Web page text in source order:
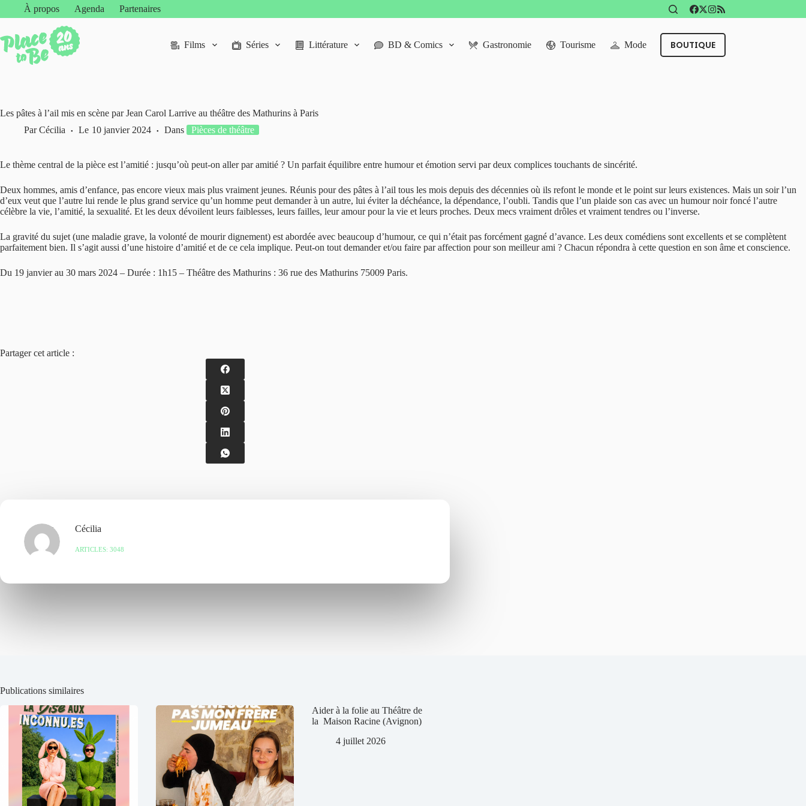
À propos Agenda Partenaires
Films Séries Littérature BD & Comics Gastronomie Tourisme Mode BOUTIQUE
Les pâtes à l’ail mis en scène par Jean Carol Larrive au théâtre des Mathurins à Paris
Par Cécilia Le 10 janvier 2024 Dans Pièces de théâtre
Le thème central de la pièce est l’amitié : jusqu’où peut-on aller par amitié ? Un parfait équilibre entre humour et émotion servi par deux complices touchants de sincérité.
Deux hommes, amis d’enfance, pas encore vieux mais plus vraiment jeunes. Réunis pour des pâtes à l’ail tous les mois depuis des décennies où ils refont le monde et le point sur leurs existences. Mais un soir l’un
d’eux veut que l’autre lui rende le plus grand service qu’un homme peut demander à un autre, lui éviter la déchéance, la dépendance, l’oubli. Tandis que l’un plaide son cas avec un humour noir foncé l’autre
célèbre la vie, l’amitié, la sexualité. Et les deux dévoilent leurs faiblesses, leurs failles, leur amour pour la vie et leurs proches. Deux mecs vraiment drôles et vraiment tendres ou l’inverse.
La gravité du sujet (une maladie grave, la volonté de mourir dignement) est abordée avec beaucoup d’humour, ce qui n’était pas forcément gagné d’avance. Les deux comédiens sont excellents et se complètent
parfaitement bien. Il s’agit aussi d’une histoire d’amitié et de ce cela implique. Peut-on tout demander et/ou faire par affection pour son meilleur ami ? Chacun répondra à cette question en son âme et conscience.
Du 19 janvier au 30 mars 2024 – Durée : 1h15 – Théâtre des Mathurins : 36 rue des Mathurins 75009 Paris.
Partager cet article :
Cécilia
ARTICLES: 3048
Publications similaires
Aider à la folie au Théâtre de
la Maison Racine (Avignon)
4 juillet 2026